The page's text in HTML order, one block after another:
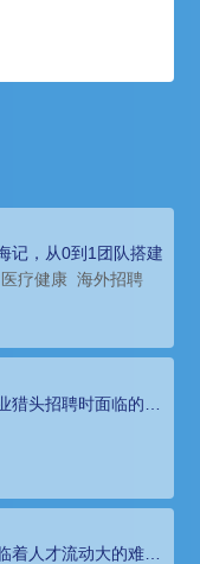
记，从0到1团队搭建
医疗健康 海外招聘
猎头招聘时面临的市
着人才流动大的难